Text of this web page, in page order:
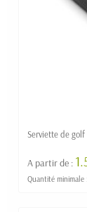
Serviette de golf
A partir de :
Quantité minimale